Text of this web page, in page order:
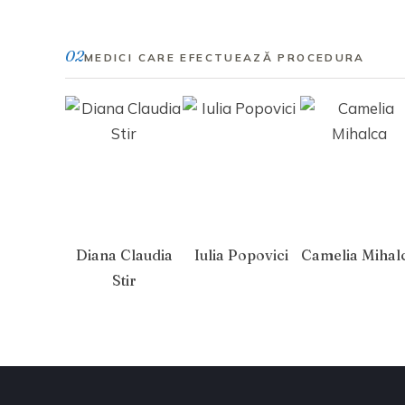
02MEDICI CARE EFECTUEAZĂ PROCEDURA
Diana Claudia
Stir
Iulia Popovici Camelia